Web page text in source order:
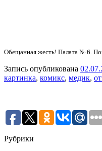
Обещанная жесть! Палата № 6.
Запись опубликована
картинка, комикс, медик,
Рубрики